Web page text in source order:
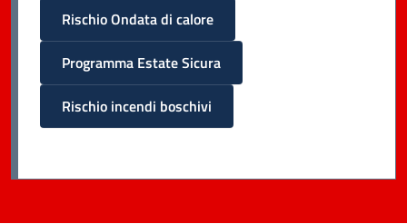
Rischio Ondata di calore
Programma Estate Sicura
Rischio incendi boschivi